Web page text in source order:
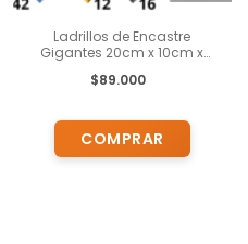
Ladrillos de Encastre
Gigantes 20cm x 10cm x
$89.000